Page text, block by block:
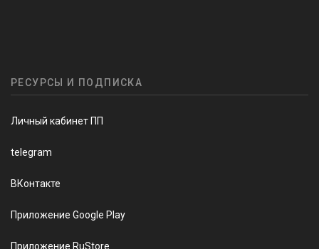
РЕСУРСЫ И ПОДПИСКА
Личный кабинет ПП
telegram
ВКонтакте
Приложение Google Play
Приложение RuStore